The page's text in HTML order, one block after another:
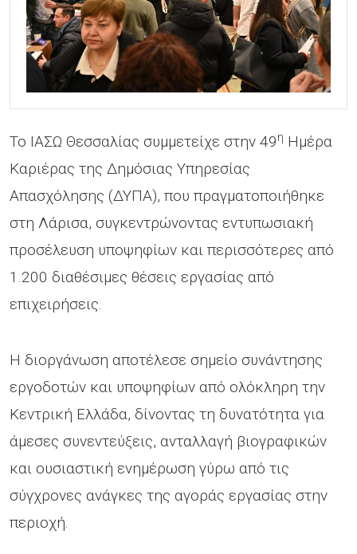
Το ΙΑΣΩ Θεσσαλίας συμμετείχε στην 49η Ημέρα
Καριέρας της Δημόσιας Υπηρεσίας
Απασχόλησης (ΔΥΠΑ), που πραγματοποιήθηκε
στη Λάρισα, συγκεντρώνοντας εντυπωσιακή
προσέλευση υποψηφίων και περισσότερες από
1.200 διαθέσιμες θέσεις εργασίας από
επιχειρήσεις.
Η διοργάνωση αποτέλεσε σημείο συνάντησης
εργοδοτών και υποψηφίων από ολόκληρη την
Κεντρική Ελλάδα, δίνοντας τη δυνατότητα για
άμεσες συνεντεύξεις, ανταλλαγή βιογραφικών
και ουσιαστική ενημέρωση γύρω από τις
σύγχρονες ανάγκες της αγοράς εργασίας στην
περιοχή.